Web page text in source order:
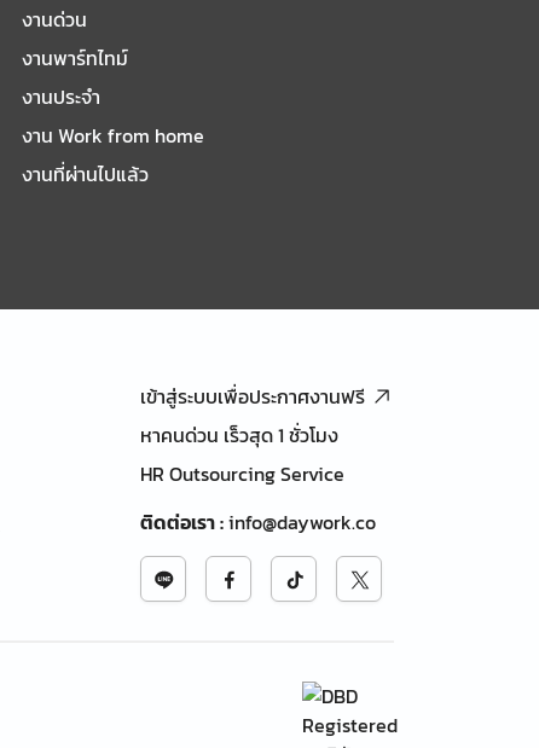
งานด่วน
งานพาร์ทไทม์
งานประจำ
งาน Work from home
งานที่ผ่านไปแล้ว
เข้าสู่ระบบเพื่อประกาศงานฟรี
หาคนด่วน เร็วสุด 1 ชั่วโมง
HR Outsourcing Service
ติดต่อเรา:info@daywork.co